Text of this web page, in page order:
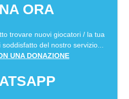
ORA
trovare nuovi giocatori / la tua
del nostro servizio...
UNA DONAZIONE